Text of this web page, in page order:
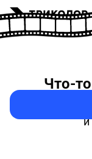
Что-
и